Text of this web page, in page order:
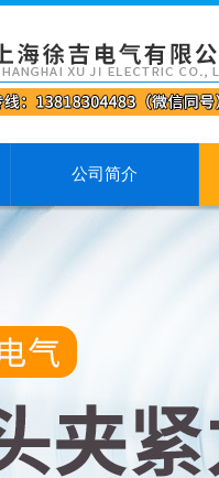
公司简介